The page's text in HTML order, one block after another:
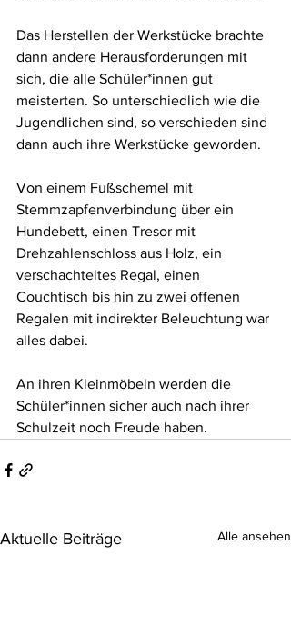
Das Herstellen der Werkstücke brachte
dann andere Herausforderungen mit
sich, die alle Schüler*innen gut
meisterten. So unterschiedlich wie die
Jugendlichen sind, so verschieden sind
dann auch ihre Werkstücke geworden.
Von einem Fußschemel mit
Stemmzapfenverbindung über ein
Hundebett, einen Tresor mit
Drehzahlenschloss aus Holz, ein
verschachteltes Regal, einen
Couchtisch bis hin zu zwei offenen
Regalen mit indirekter Beleuchtung war
alles dabei.
An ihren Kleinmöbeln werden die
Schüler*innen sicher auch nach ihrer
Schulzeit noch Freude haben.
Aktuelle Beiträge Alle ansehen